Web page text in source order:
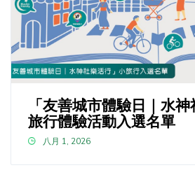
「友善城市體驗日｜水
旅行體驗活動入選名單
八月 1, 2026